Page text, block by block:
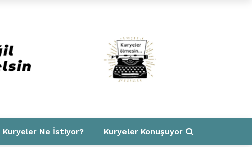
Kuryeler Ne İstiyor? Kuryeler Konuşuyor